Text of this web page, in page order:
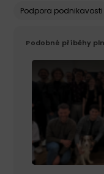
Podpora podnikavosti
Podobné příběhy